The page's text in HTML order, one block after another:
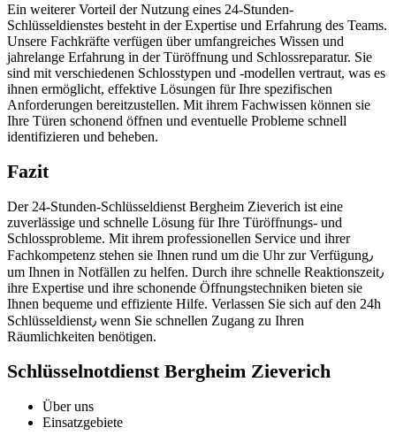
Ein weiterer Vorteil der Nutzung eines 24-Stunden-
Schlüsseldienstes besteht in der Expertise und Erfahrung des Teams.​
Unsere Fachkräfte verfügen über umfangreiches Wissen und
jahrelange Erfahrung in der Türöffnung und Schlossreparatur. Sie
sind mit verschiedenen Schlosstypen und -modellen vertraut, was es
ihnen ermöglicht, effektive Lösungen für Ihre spezifischen
Anforderungen bereitzustellen. Mit ihrem Fachwissen können sie
Ihre Türen schonend öffnen und eventuelle Probleme schnell
identifizieren und beheben.​
Fazit
Der 24-Stunden-Schlüsseldienst Bergheim Zieverich ist eine
zuverlässige und schnelle Lösung für Ihre Türöffnungs- und
Schlossprobleme.​ Mit ihrem professionellen Service und ihrer
Fachkompetenz stehen sie Ihnen rund um die Uhr zur Verfügung٫
um Ihnen in Notfällen zu helfen.​ Durch ihre schnelle Reaktionszeit٫
ihre Expertise und ihre schonende Öffnungstechniken bieten sie
Ihnen bequeme und effiziente Hilfe.​ Verlassen Sie sich auf den 24h
Schlüsseldienst٫ wenn Sie schnellen Zugang zu Ihren
Räumlichkeiten benötigen.​
Schlüsselnotdienst Bergheim Zieverich
Über uns
Einsatzgebiete